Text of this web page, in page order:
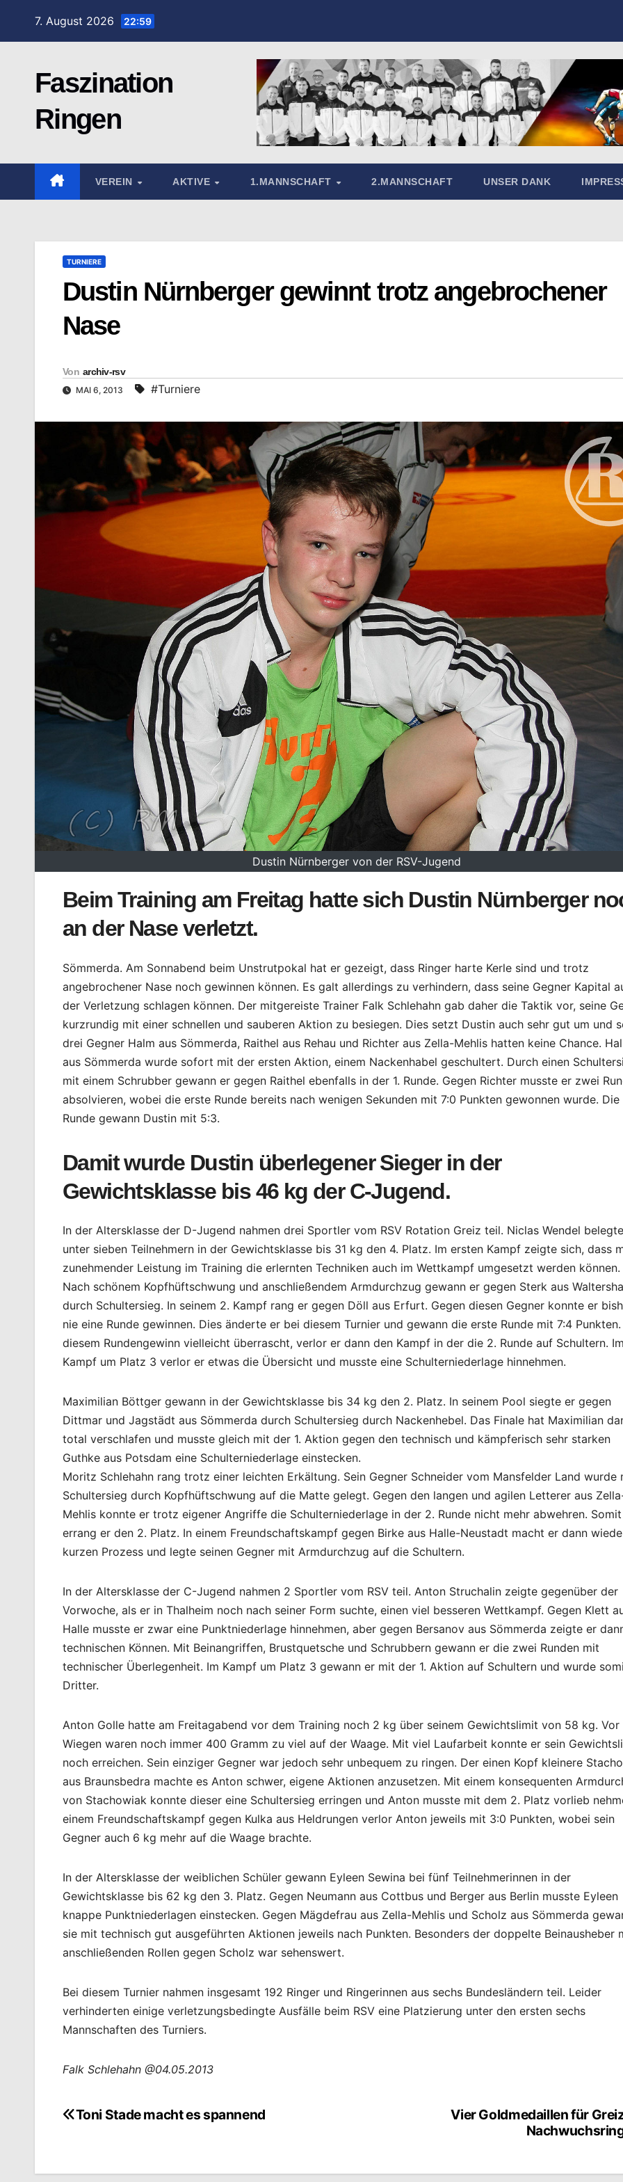
7. August 2026 22:59
Faszination
Ringen
VEREIN AKTIVE 1.MANNSCHAFT 2.MANNSCHAFT UNSER DANK
TURNIERE
Dustin Nürnberger gewinnt trotz angebrochener
Nase
Von archiv-rsv
MAI 6, 2013 #Turniere
Dustin Nürnberger von der RSV-Jugend
Beim Training am Freitag hatte sich Dustin Nürnberger
an der Nase verletzt.
Sömmerda. Am Sonnabend beim Unstrutpokal hat er gezeigt, dass Ringer harte Kerle sind und trotz
angebrochener Nase noch gewinnen können. Es galt allerdings zu verhindern, dass seine Gegner Kapital
der Verletzung schlagen können. Der mitgereiste Trainer Falk Schlehahn gab daher die Taktik vor, seine
kurzrundig mit einer schnellen und sauberen Aktion zu besiegen. Dies setzt Dustin auch sehr gut um und
drei Gegner Halm aus Sömmerda, Raithel aus Rehau und Richter aus Zella-Mehlis hatten keine Chance.
aus Sömmerda wurde sofort mit der ersten Aktion, einem Nackenhabel geschultert. Durch einen
mit einem Schrubber gewann er gegen Raithel ebenfalls in der 1. Runde. Gegen Richter musste er zwei
absolvieren, wobei die erste Runde bereits nach wenigen Sekunden mit 7:0 Punkten gewonnen wurde. Die
Runde gewann Dustin mit 5:3.
Damit wurde Dustin überlegener Sieger in der
Gewichtsklasse bis 46 kg der C-Jugend.
In der Altersklasse der D-Jugend nahmen drei Sportler vom RSV Rotation Greiz teil. Niclas Wendel belegte
unter sieben Teilnehmern in der Gewichtsklasse bis 31 kg den 4. Platz. Im ersten Kampf zeigte sich, dass
zunehmender Leistung im Training die erlernten Techniken auch im Wettkampf umgesetzt werden können.
Nach schönem Kopfhüftschwung und anschließendem Armdurchzug gewann er gegen Sterk aus
durch Schultersieg. In seinem 2. Kampf rang er gegen Döll aus Erfurt. Gegen diesen Gegner konnte er
nie eine Runde gewinnen. Dies änderte er bei diesem Turnier und gewann die erste Runde mit 7:4
diesem Rundengewinn vielleicht überrascht, verlor er dann den Kampf in der die 2. Runde auf Schultern.
Kampf um Platz 3 verlor er etwas die Übersicht und musste eine Schulterniederlage hinnehmen.
Maximilian Böttger gewann in der Gewichtsklasse bis 34 kg den 2. Platz. In seinem Pool siegte er gegen
Dittmar und Jagstädt aus Sömmerda durch Schultersieg durch Nackenhebel. Das Finale hat Maximilian
total verschlafen und musste gleich mit der 1. Aktion gegen den technisch und kämpferisch sehr starken
Guthke aus Potsdam eine Schulterniederlage einstecken.
Moritz Schlehahn rang trotz einer leichten Erkältung. Sein Gegner Schneider vom Mansfelder Land wurde
Schultersieg durch Kopfhüftschwung auf die Matte gelegt. Gegen den langen und agilen Letterer aus
Mehlis konnte er trotz eigener Angriffe die Schulterniederlage in der 2. Runde nicht mehr abwehren. Somit
errang er den 2. Platz. In einem Freundschaftskampf gegen Birke aus Halle-Neustadt macht er dann
kurzen Prozess und legte seinen Gegner mit Armdurchzug auf die Schultern.
In der Altersklasse der C-Jugend nahmen 2 Sportler vom RSV teil. Anton Struchalin zeigte gegenüber der
Vorwoche, als er in Thalheim noch nach seiner Form suchte, einen viel besseren Wettkampf. Gegen Klett
Halle musste er zwar eine Punktniederlage hinnehmen, aber gegen Bersanov aus Sömmerda zeigte er
technischen Können. Mit Beinangriffen, Brustquetsche und Schrubbern gewann er die zwei Runden mit
technischer Überlegenheit. Im Kampf um Platz 3 gewann er mit der 1. Aktion auf Schultern und wurde
Dritter.
Anton Golle hatte am Freitagabend vor dem Training noch 2 kg über seinem Gewichtslimit von 58 kg. Vor
Wiegen waren noch immer 400 Gramm zu viel auf der Waage. Mit viel Laufarbeit konnte er sein
noch erreichen. Sein einziger Gegner war jedoch sehr unbequem zu ringen. Der einen Kopf kleinere
aus Braunsbedra machte es Anton schwer, eigene Aktionen anzusetzen. Mit einem konsequenten
von Stachowiak konnte dieser eine Schultersieg erringen und Anton musste mit dem 2. Platz vorlieb
einem Freundschaftskampf gegen Kulka aus Heldrungen verlor Anton jeweils mit 3:0 Punkten, wobei sein
Gegner auch 6 kg mehr auf die Waage brachte.
In der Altersklasse der weiblichen Schüler gewann Eyleen Sewina bei fünf Teilnehmerinnen in der
Gewichtsklasse bis 62 kg den 3. Platz. Gegen Neumann aus Cottbus und Berger aus Berlin musste Eyleen
knappe Punktniederlagen einstecken. Gegen Mägdefrau aus Zella-Mehlis und Scholz aus Sömmerda
sie mit technisch gut ausgeführten Aktionen jeweils nach Punkten. Besonders der doppelte Beinausheber
anschließenden Rollen gegen Scholz war sehenswert.
Bei diesem Turnier nahmen insgesamt 192 Ringer und Ringerinnen aus sechs Bundesländern teil. Leider
verhinderten einige verletzungsbedingte Ausfälle beim RSV eine Platzierung unter den ersten sechs
Mannschaften des Turniers.
Falk Schlehahn @04.05.2013
Beitragsnavigation
Vier Goldmedaillen für
Toni Stade macht es spannend